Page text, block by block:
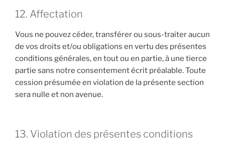
12. Affectation
Vous ne pouvez céder, transférer ou sous-traiter aucun
de vos droits et/ou obligations en vertu des présentes
conditions générales, en tout ou en partie, à une tierce
partie sans notre consentement écrit préalable. Toute
cession présumée en violation de la présente section
sera nulle et non avenue.
13. Violation des présentes conditions